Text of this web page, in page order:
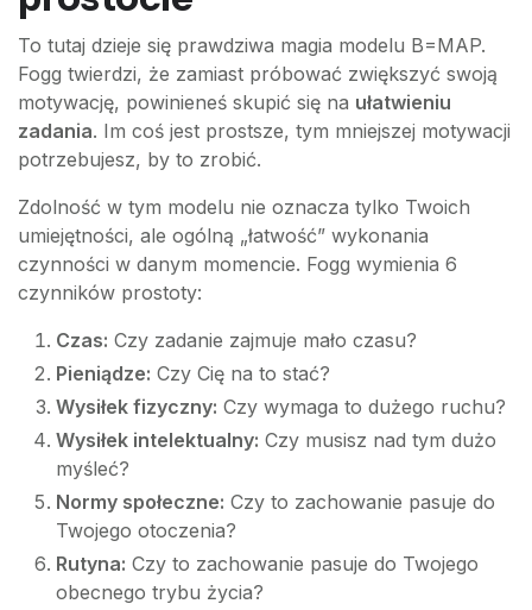
To tutaj dzieje się prawdziwa magia modelu B=MAP.
Fogg twierdzi, że zamiast próbować zwiększyć swoją
motywację, powinieneś skupić się na ułatwieniu
zadania. Im coś jest prostsze, tym mniejszej motywacji
potrzebujesz, by to zrobić.
Zdolność w tym modelu nie oznacza tylko Twoich
umiejętności, ale ogólną „łatwość” wykonania
czynności w danym momencie. Fogg wymienia 6
czynników prostoty:
Czas: Czy zadanie zajmuje mało czasu?
Pieniądze: Czy Cię na to stać?
Wysiłek fizyczny: Czy wymaga to dużego ruchu?
Wysiłek intelektualny: Czy musisz nad tym dużo
myśleć?
Normy społeczne: Czy to zachowanie pasuje do
Twojego otoczenia?
Rutyna: Czy to zachowanie pasuje do Twojego
obecnego trybu życia?